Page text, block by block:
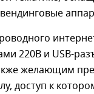
220В и USB-
желающим
доступ к